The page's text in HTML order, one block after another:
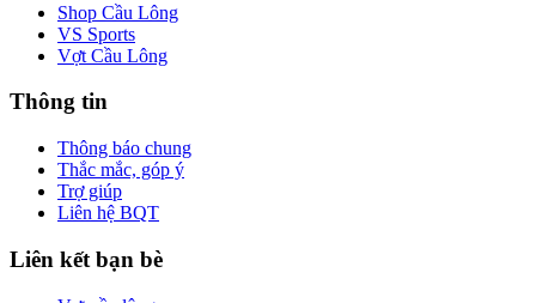
Shop Cầu Lông
VS Sports
Vợt Cầu Lông
Thông tin
Thông báo chung
Thắc mắc, góp ý
Trợ giúp
Liên hệ BQT
Liên kết bạn bè